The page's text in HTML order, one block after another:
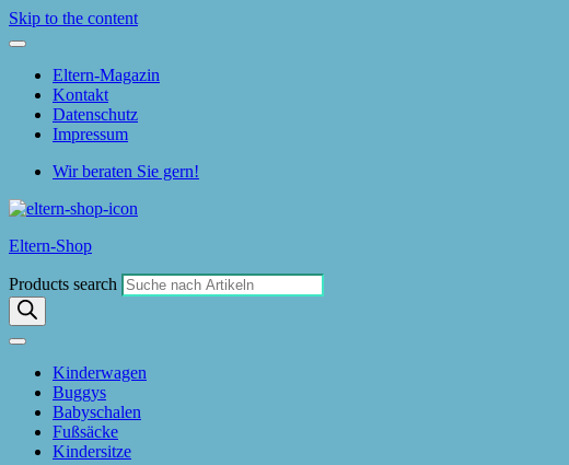
Skip to the content
Eltern-Magazin
Kontakt
Datenschutz
Impressum
Wir beraten Sie gern!
Eltern-Shop
Products search
Kinderwagen
Buggys
Babyschalen
Fußsäcke
Kindersitze